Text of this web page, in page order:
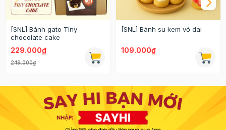
[SNL] Bánh gato Tiny
chocolate cake
229.000₫
249.000₫
[SNL] Bánh su kem vỏ dai
109.000₫